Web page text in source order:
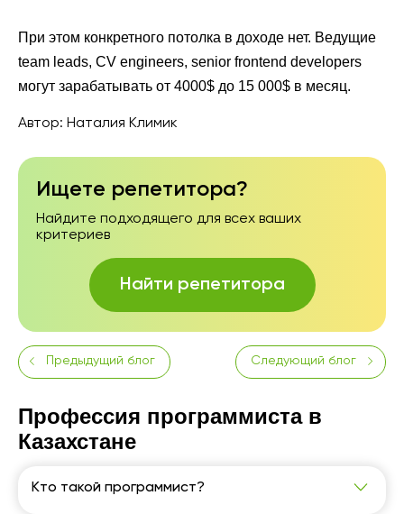
При этом конкретного потолка в доходе нет. Ведущие
team leads, CV engineers, senior frontend developers
могут зарабатывать от 4000$ до 15 000$ в месяц.
Автор: Наталия Климик
Ищете репетитора?
Найдите подходящего для всех ваших
критериев
Найти репетитора
Предыдущий блог Следующий блог
Профессия программиста в
Казахстане
Кто такой программист?